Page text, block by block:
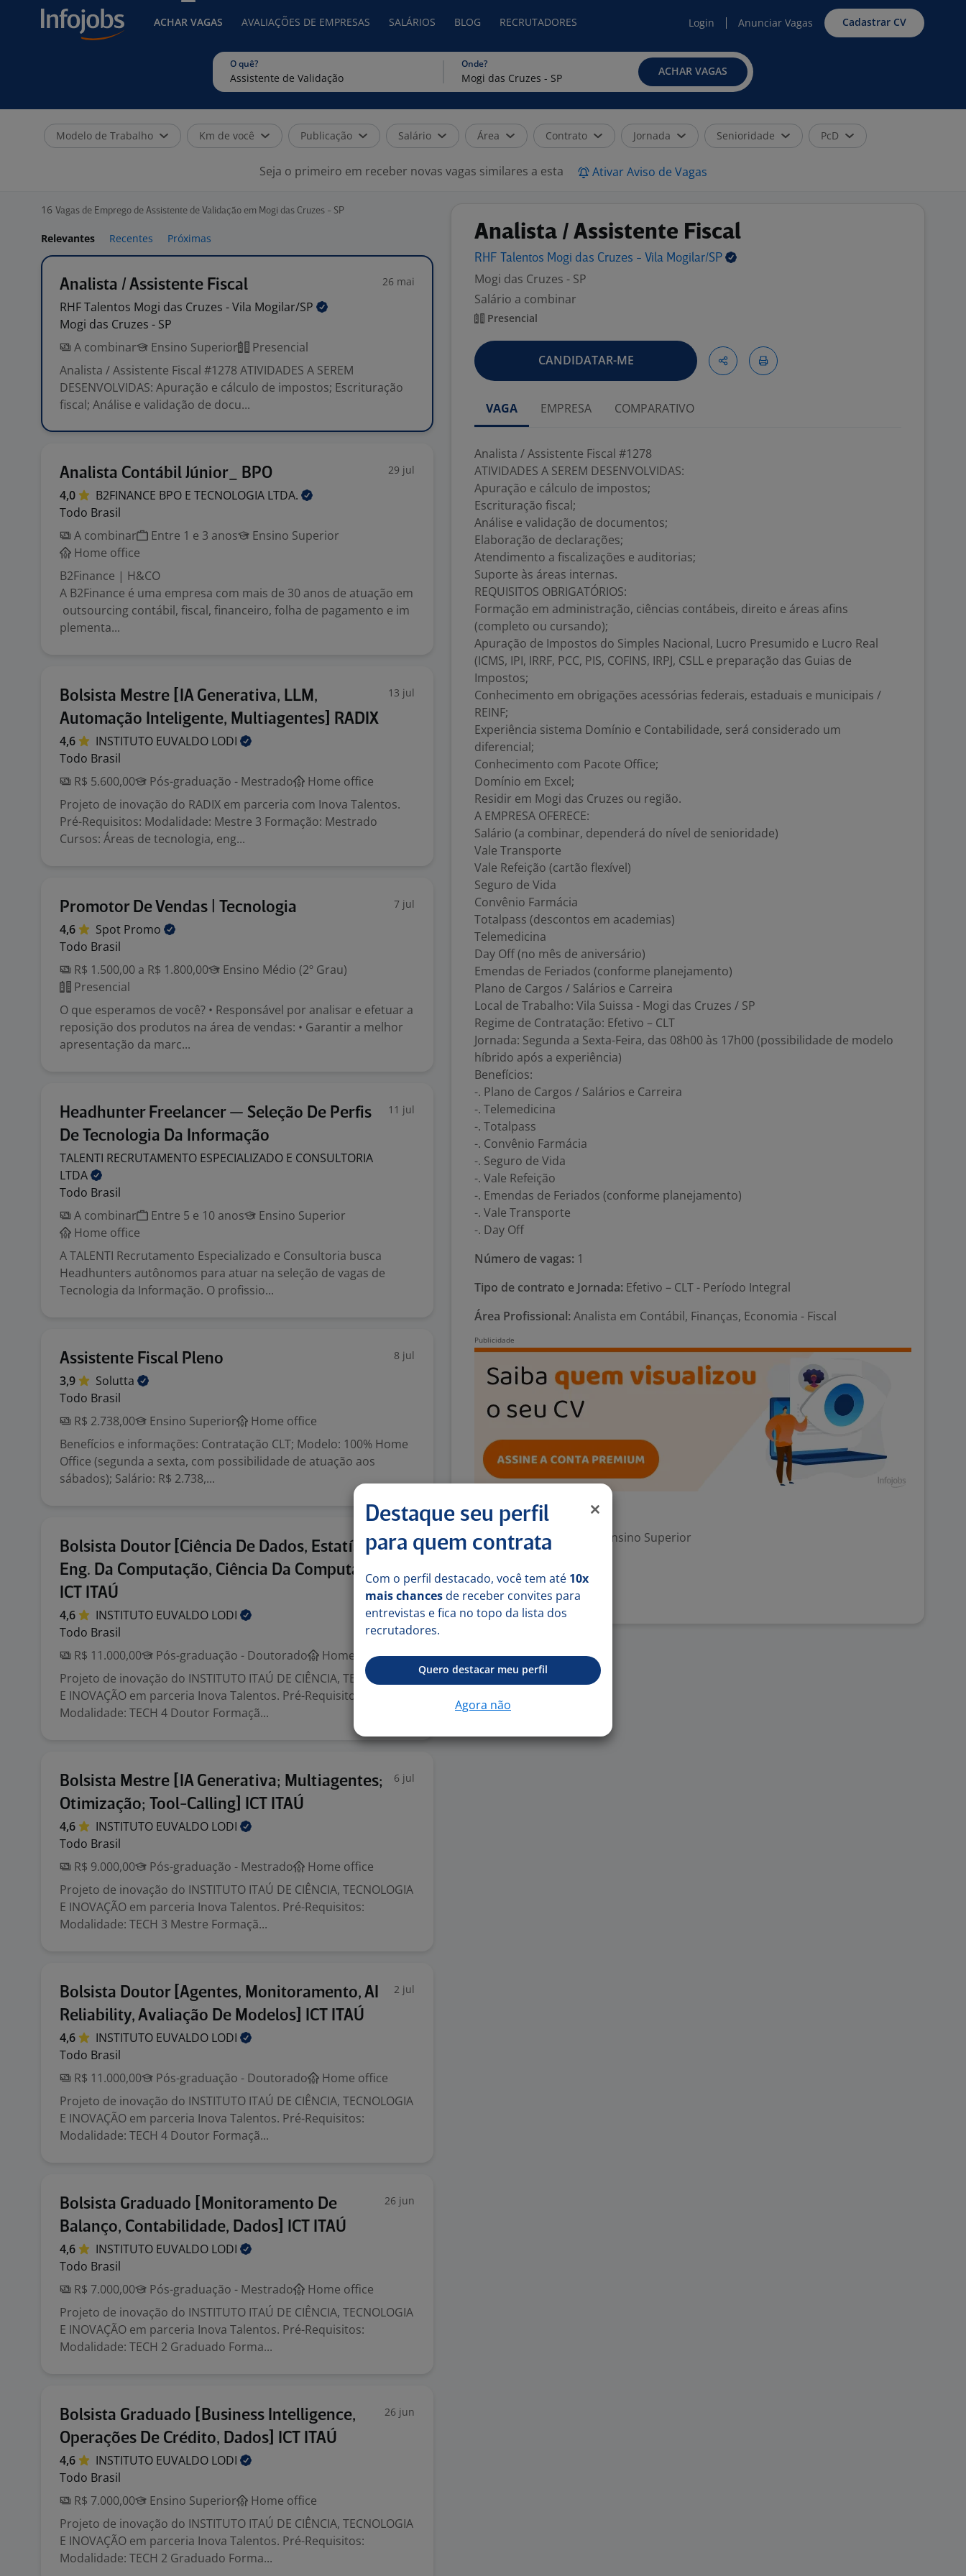
ACHAR VAGAS AVALIAÇÕES DE EMPRESAS SALÁRIOS BLOG RECRUTADORES Login Anunciar Vagas Cadastrar CV
O quê? Onde?
ACHAR VAGAS
Modelo de Trabalho Km de você Publicação Salário Área Contrato Jornada Senioridade PcD
Seja o primeiro em receber novas vagas similares a esta Ativar Aviso de Vagas
16 Vagas de Emprego de Assistente de Validação em Mogi das Cruzes - SP
Relevantes Recentes Próximas
Analista / Assistente Fiscal 26 mai
RHF Talentos Mogi das Cruzes - Vila Mogilar/SP
Mogi das Cruzes - SP
A combinar
Ensino Superior
Presencial
Analista / Assistente Fiscal #1278 ATIVIDADES A SEREM
DESENVOLVIDAS: Apuração e cálculo de impostos; Escrituração
fiscal; Análise e validação de docu...
Analista Contábil Júnior_ BPO 29 jul
4,0 B2FINANCE BPO E TECNOLOGIA LTDA.
Todo Brasil
A combinar
Entre 1 e 3 anos
Ensino Superior
Home office
B2Finance | H&CO
A B2Finance é uma empresa com mais de 30 anos de atuação em
outsourcing contábil, fiscal, financeiro, folha de pagamento e im
plementa...
Bolsista Mestre [IA Generativa, LLM,
Automação Inteligente, Multiagentes] RADIX
13 jul
4,6 INSTITUTO EUVALDO LODI
Todo Brasil
R$ 5.600,00
Pós-graduação - Mestrado
Home office
Projeto de inovação do RADIX em parceria com Inova Talentos.
Pré-Requisitos: Modalidade: Mestre 3 Formação: Mestrado
Cursos: Áreas de tecnologia, eng...
Promotor De Vendas | Tecnologia 7 jul
4,6 Spot Promo
Todo Brasil
R$ 1.500,00 a R$ 1.800,00
Ensino Médio (2º Grau)
Presencial
O que esperamos de você? • Responsável por analisar e efetuar a
reposição dos produtos na área de vendas: • Garantir a melhor
apresentação da marc...
Headhunter Freelancer — Seleção De Perfis
De Tecnologia Da Informação
11 jul
TALENTI RECRUTAMENTO ESPECIALIZADO E CONSULTORIA
LTDA
Todo Brasil
A combinar
Entre 5 e 10 anos
Ensino Superior
Home office
A TALENTI Recrutamento Especializado e Consultoria busca
Headhunters autônomos para atuar na seleção de vagas de
Tecnologia da Informação. O profissio...
Assistente Fiscal Pleno 8 jul
3,9
Solutta
Todo Brasil
R$ 2.738,00
Ensino Superior
Home office
Benefícios e informações: Contratação CLT; Modelo: 100% Home
Office (segunda a sexta, com possibilidade de atuação aos
sábados); Salário: R$ 2.738,...
Bolsista Doutor [Ciência De Dados, Estatística,
Eng. Da Computação, Ciência Da Computação]
ICT ITAÚ
6 jul
4,6 INSTITUTO EUVALDO LODI
Todo Brasil
R$ 11.000,00
Pós-graduação - Doutorado
Home office
Projeto de inovação do INSTITUTO ITAÚ DE CIÊNCIA, TECNOLOGIA
E INOVAÇÃO em parceria Inova Talentos. Pré-Requisitos:
Modalidade: TECH 4 Doutor Formaçã...
Bolsista Mestre [IA Generativa; Multiagentes;
Otimização; Tool-Calling] ICT ITAÚ
6 jul
4,6 INSTITUTO EUVALDO LODI
Todo Brasil
R$ 9.000,00
Pós-graduação - Mestrado
Home office
Projeto de inovação do INSTITUTO ITAÚ DE CIÊNCIA, TECNOLOGIA
E INOVAÇÃO em parceria Inova Talentos. Pré-Requisitos:
Modalidade: TECH 3 Mestre Formaçã...
Bolsista Doutor [Agentes, Monitoramento, AI
Reliability, Avaliação De Modelos] ICT ITAÚ
2 jul
4,6 INSTITUTO EUVALDO LODI
Todo Brasil
R$ 11.000,00
Pós-graduação - Doutorado
Home office
Projeto de inovação do INSTITUTO ITAÚ DE CIÊNCIA, TECNOLOGIA
E INOVAÇÃO em parceria Inova Talentos. Pré-Requisitos:
Modalidade: TECH 4 Doutor Formaçã...
Bolsista Graduado [Monitoramento De
Balanço, Contabilidade, Dados] ICT ITAÚ
26 jun
4,6 INSTITUTO EUVALDO LODI
Todo Brasil
R$ 7.000,00
Pós-graduação - Mestrado
Home office
Projeto de inovação do INSTITUTO ITAÚ DE CIÊNCIA, TECNOLOGIA
E INOVAÇÃO em parceria Inova Talentos. Pré-Requisitos:
Modalidade: TECH 2 Graduado Forma...
Bolsista Graduado [Business Intelligence,
Operações De Crédito, Dados] ICT ITAÚ
26 jun
4,6 INSTITUTO EUVALDO LODI
Todo Brasil
R$ 7.000,00
Ensino Superior
Home office
Projeto de inovação do INSTITUTO ITAÚ DE CIÊNCIA, TECNOLOGIA
E INOVAÇÃO em parceria Inova Talentos. Pré-Requisitos:
Modalidade: TECH 2 Graduado Forma...
Analista / Assistente Fiscal
RHF Talentos Mogi das Cruzes - Vila Mogilar/SP
Mogi das Cruzes - SP
Salário a combinar
Presencial
CANDIDATAR-ME
VAGA EMPRESA COMPARATIVO
Analista / Assistente Fiscal #1278
ATIVIDADES A SEREM DESENVOLVIDAS:
Apuração e cálculo de impostos;
Escrituração fiscal;
Análise e validação de documentos;
Elaboração de declarações;
Atendimento a fiscalizações e auditorias;
Suporte às áreas internas.
REQUISITOS OBRIGATÓRIOS:
Formação em administração, ciências contábeis, direito e áreas afins
(completo ou cursando);
Apuração de Impostos do Simples Nacional, Lucro Presumido e Lucro Real
(ICMS, IPI, IRRF, PCC, PIS, COFINS, IRPJ, CSLL e preparação das Guias de
Impostos;
Conhecimento em obrigações acessórias federais, estaduais e municipais /
REINF;
Experiência sistema Domínio e Contabilidade, será considerado um
diferencial;
Conhecimento com Pacote Office;
Domínio em Excel;
Residir em Mogi das Cruzes ou região.
A EMPRESA OFERECE:
Salário (a combinar, dependerá do nível de senioridade)
Vale Transporte
Vale Refeição (cartão flexível)
Seguro de Vida
Convênio Farmácia
Totalpass (descontos em academias)
Telemedicina
Day Off (no mês de aniversário)
Emendas de Feriados (conforme planejamento)
Plano de Cargos / Salários e Carreira
Local de Trabalho: Vila Suissa - Mogi das Cruzes / SP
Regime de Contratação: Efetivo – CLT
Jornada: Segunda a Sexta-Feira, das 08h00 às 17h00 (possibilidade de modelo
híbrido após a experiência)
Benefícios:
-. Plano de Cargos / Salários e Carreira
-. Telemedicina
-. Totalpass
-. Convênio Farmácia
-. Seguro de Vida
-. Vale Refeição
-. Emendas de Feriados (conforme planejamento)
-. Vale Transporte
-. Day Off
Número de vagas: 1
Tipo de contrato e Jornada: Efetivo – CLT - Período Integral
Área Profissional: Analista em Contábil, Finanças, Economia - Fiscal
Exigências
Escolaridade Mínima: Ensino Superior
Denunciar vaga
Destaque seu perfil
para quem contrata
Com o perfil destacado, você tem até 10x
mais chances de receber convites para
entrevistas e fica no topo da lista dos
recrutadores.
Quero destacar meu perfil
Agora não